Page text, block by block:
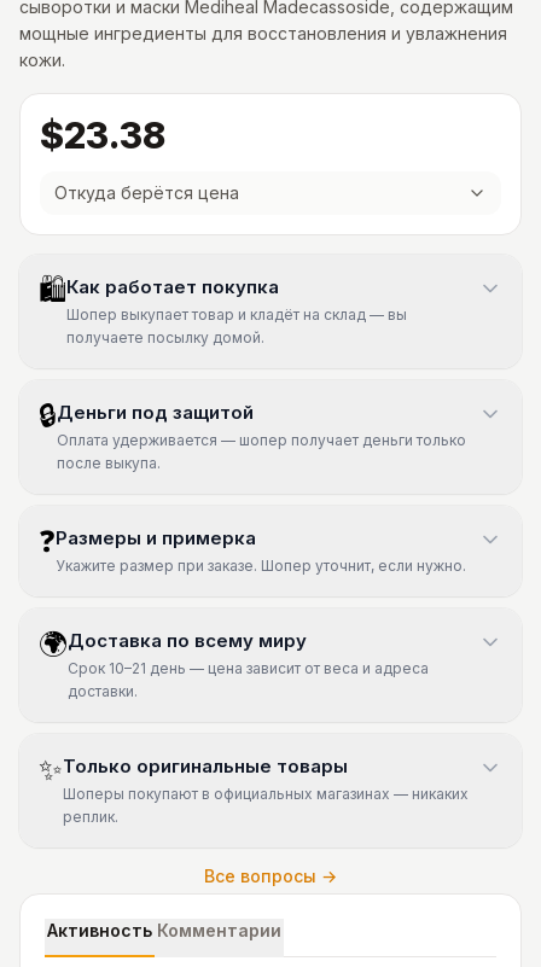
сыворотки и маски Mediheal Madecassoside, содержащим
мощные ингредиенты для восстановления и увлажнения
кожи.
$23.38
Откуда берётся цена
🛍Как работает покупка
Шопер выкупает товар и кладёт на склад — вы
получаете посылку домой.
🔒Деньги под защитой
Оплата удерживается — шопер получает деньги только
после выкупа.
❓Размеры и примерка
Укажите размер при заказе. Шопер уточнит, если нужно.
🌍Доставка по всему миру
Срок 10–21 день — цена зависит от веса и адреса
доставки.
✨Только оригинальные товары
Шоперы покупают в официальных магазинах — никаких
реплик.
Все вопросы →
Активность Комментарии